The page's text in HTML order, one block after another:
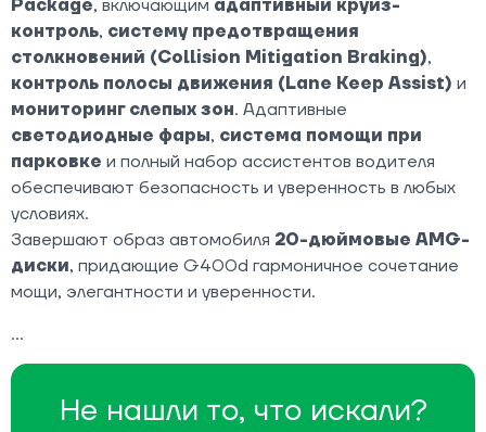
Не нашли то, что искали?
Package, включающим адаптивный круиз-
контроль, систему предотвращения
столкновений (Collision Mitigation Braking),
контроль полосы движения (Lane Keep Assist) и
мониторинг слепых зон. Адаптивные
светодиодные фары, система помощи при
парковке и полный набор ассистентов водителя
обеспечивают безопасность и уверенность в любых
условиях.
Завершают образ автомобиля 20-дюймовые AMG-
диски, придающие G400d гармоничное сочетание
мощи, элегантности и уверенности.